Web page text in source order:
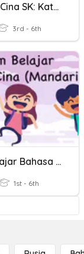
Bahasa Cina SK: Kata Kerja 3
3rd - 6th
Kuiz Belajar Bahasa Cina 2
1st - 6th